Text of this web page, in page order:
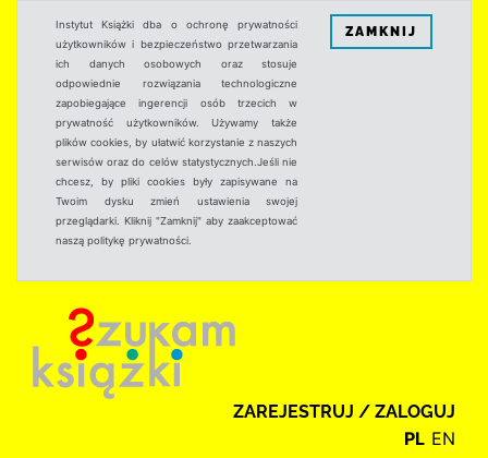
Instytut Książki dba o ochronę prywatności
użytkowników i bezpieczeństwo przetwarzania
ich danych osobowych oraz stosuje
odpowiednie rozwiązania technologiczne
zapobiegające ingerencji osób trzecich w
prywatność użytkowników. Używamy także
plików cookies, by ułatwić korzystanie z naszych
serwisów oraz do celów statystycznych.Jeśli nie
chcesz, by pliki cookies były zapisywane na
Twoim dysku zmień ustawienia swojej
przeglądarki. Kliknij "Zamknij" aby zaakceptować
naszą politykę prywatności.
ZAMKNIJ
ZAREJESTRUJ / ZALOGUJ
PL EN